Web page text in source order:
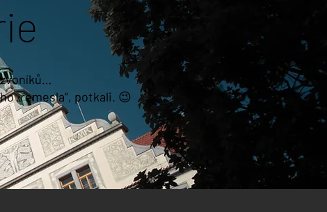
„řemesla“, potkali. 😉